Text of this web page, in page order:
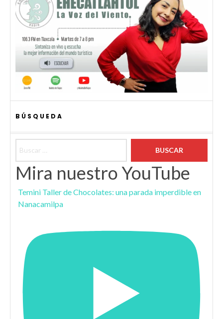
BÚSQUEDA
Mira nuestro YouTube
Temini Taller de Chocolates: una parada imperdible en
Nanacamilpa